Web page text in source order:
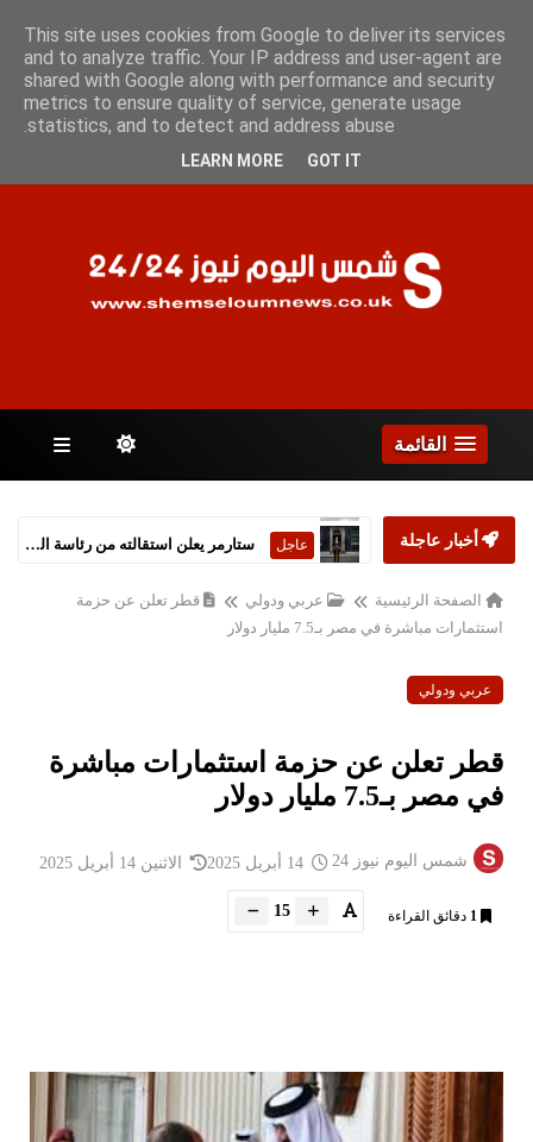
الصفحات
القائمة
أخبار عاجلة عاجل
الصفحة الرئيسية عربي ودولي
قطر تعلن عن حزمة
استثمارات مباشرة في مصر بـ7.5 مليار دولار
عربي ودولي
قطر تعلن عن حزمة استثمارات مباشرة
في مصر بـ7.5 مليار دولار
شمس اليوم نيوز 24 الاثنين 14 أبريل 2025
1 دقائق القراءة 15
This site uses cookies from Google to deliver its services
and to analyze traffic. Your IP address and user-agent are
shared with Google along with performance and security
metrics to ensure quality of service, generate usage
statistics, and to detect and address abuse.
LEARN MORE GOT IT